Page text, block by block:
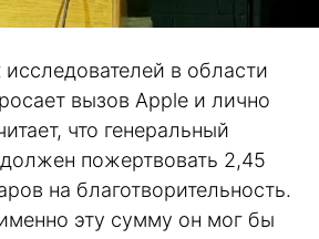
в области
вызов Apple и лично
что генеральный
пожертвовать 2,45
на благотворительность.
эту сумму он мог бы